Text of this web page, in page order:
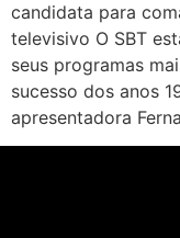
candidata para
televisivo O SBT
seus programas
sucesso dos anos
apresentadora